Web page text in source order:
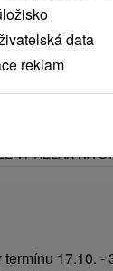
Kč
/noc/osoba
RELAX NA
17.10.
data
reklam